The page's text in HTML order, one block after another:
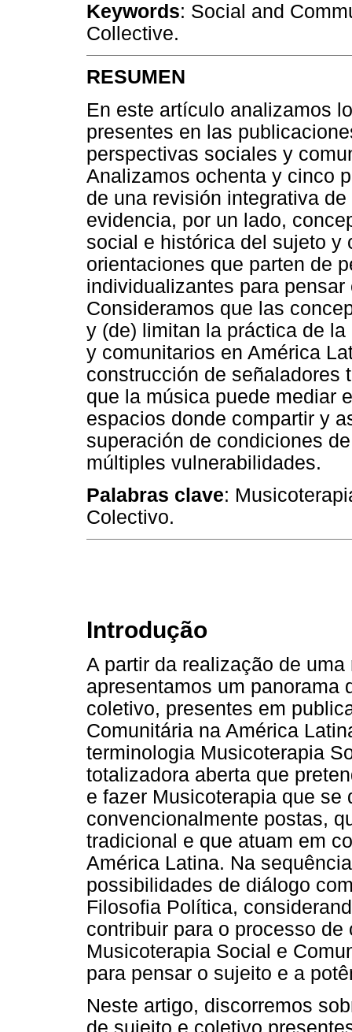
Keywords: Social and
Collective.
RESUMEN
En este artículo analizamos
presentes en las
perspectivas sociales y
Analizamos ochenta y cinco
de una revisión integrativa
evidencia, por un lado,
social e histórica del sujeto y
orientaciones que parten de
individualizantes para
Consideramos que las
y (de) limitan la práctica de
y comunitarios en América
construcción de señaladores
que la música puede mediar
espacios donde compartir y
superación de condiciones
múltiples vulnerabilidades.
Palabras clave:
Colectivo.
Introdução
A partir da realização de
apresentamos um panorama
coletivo, presentes em
Comunitária na América
terminologia Musicoterapia
totalizadora aberta que
e fazer Musicoterapia que se
convencionalmente postas,
tradicional e que atuam em
América Latina. Na
possibilidades de diálogo
Filosofia Política,
contribuir para o processo
Musicoterapia Social e
para pensar o sujeito e a
Neste artigo, discorremos
de sujeito e coletivo